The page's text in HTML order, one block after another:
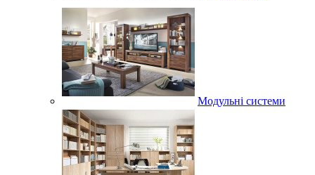
Модульні системи